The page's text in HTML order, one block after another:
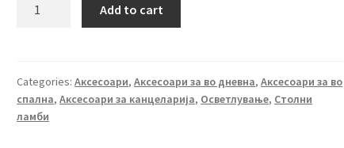
Add to cart
Categories:Аксесоари,Аксесоари за во дневна,Аксесоари за во
спална,Аксесоари за канцеларија, Осветлување, Столни
ламби